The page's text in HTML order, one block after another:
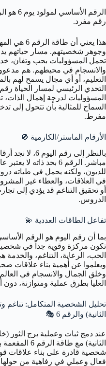
الرقم الأساسي لمولود يوم 6 هو
رقم مفرد.
هذا يعني
وجوهر شخصيتهم. مسار حياتهم
تحمل المسؤوليات بحب وتفان،
والانسجام في محيطهم. هم
التعليم، أو أي مجال يسمح لهم
المسؤوليات لدرجة إهمال
السماح للمثالية بأن تتحول إلى
مفرط.
الأرقام الماستر/الكارمية 🚫
مباشر. الرقم 6 بحد ذاته
للديون، ولكنه يحمل في طياته
في العلاقات، والعطاء غير
أو تحقيق التناغم قد يؤدي إلى
الدروس.
تفاعل الطاقات العددية 💫
تكون مركزة وقوية جداً في
الحب، الرعاية، التناغم، والخدمة
ويعلموا عن أهمية بناء علاقات
وخلق الجمال والانسجام في
العليا بطرق عملية ومتوازنة،
تحليل الشخصية المتكامل: تناغم
الثانية) والرقم 6 🎭
عند دمج ثبات وعملية برج الثور
الثانية) مع
شخصية قادرة على بناء علاقات
فعال وعملي في رفاهية من